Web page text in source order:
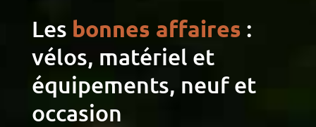
Les bonnes affaires :
vélos, matériel et
équipements, neuf et
occasion